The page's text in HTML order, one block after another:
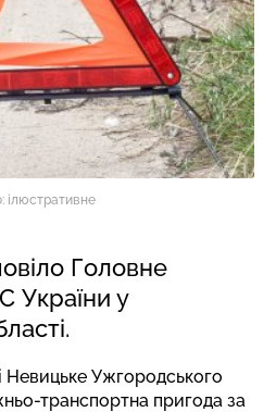
ілюстративне
Головне
України у
Невицьке Ужгородського
транспортна пригода за